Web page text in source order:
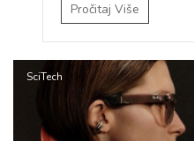
Pročitaj Više
SciTech